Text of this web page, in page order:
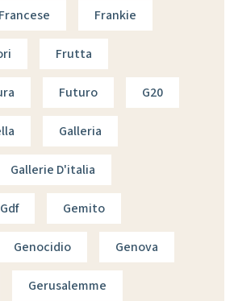
Francese Frankie
Frutta
Futuro G20
Galleria
Gallerie D'italia
Gdf Gemito
Genocidio Genova
Gerusalemme